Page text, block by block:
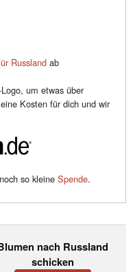
Russland ab
um etwas über
Kosten für dich und wir
so kleine Spende.
nach Russland
schicken